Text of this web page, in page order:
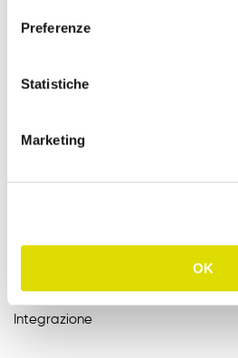
Preferenze
Statistiche
Marketing
OK
Funzionalità
Catalogo Agenti
Business Intelligence
Integrazione